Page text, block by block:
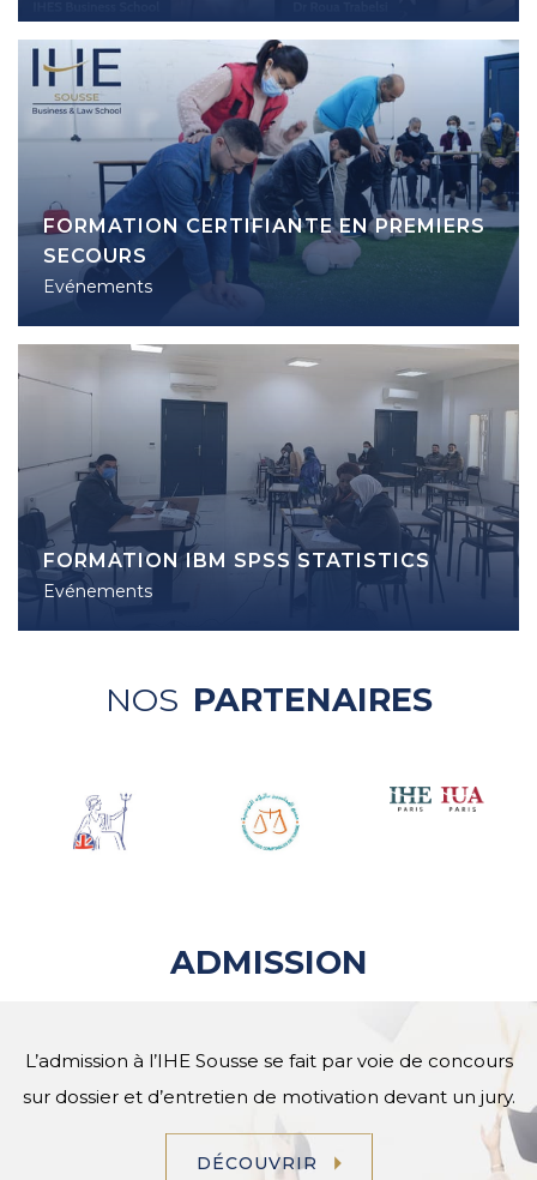
FORMATION CERTIFIANTE EN PREMIERS
SECOURS
Evénements
FORMATION IBM SPSS STATISTICS
Evénements
NOS PARTENAIRES
ADMISSION
L’admission à l’IHE Sousse se fait par voie de concours
sur dossier et d’entretien de motivation devant un jury.
DÉCOUVRIR